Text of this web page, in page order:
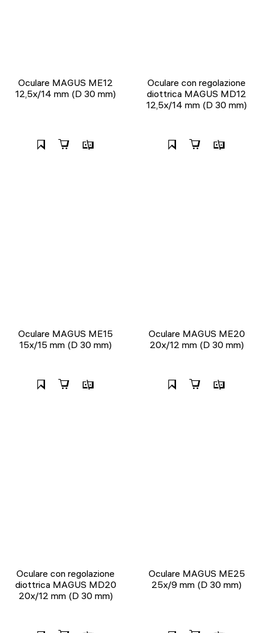
Oculare MAGUS ME12
12,5х/14 mm (D 30 mm)
Oculare con regolazione
diottrica MAGUS MD12
12,5х/14 mm (D 30 mm)
Oculare MAGUS ME15
15x/15 mm (D 30 mm)
Oculare MAGUS ME20
20х/12 mm (D 30 mm)
Oculare con regolazione
diottrica MAGUS MD20
20х/12 mm (D 30 mm)
Oculare MAGUS ME25
25х/9 mm (D 30 mm)